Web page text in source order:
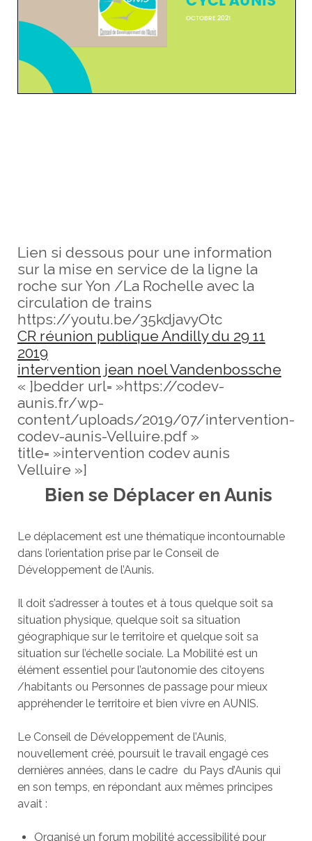
Lien si dessous pour une information
sur la mise en service de la ligne la
roche sur Yon /La Rochelle avec la
circulation de trains
https://youtu.be/35kdjavyOtc
CR réunion publique Andilly du 29 11
2019
intervention jean noel Vandenbossche
« ]bedder url= »https://codev-
aunis.fr/wp-
content/uploads/2019/07/intervention-
codev-aunis-Velluire.pdf »
title= »intervention codev aunis
Velluire »]
Bien se Déplacer en Aunis
Le déplacement est une thématique incontournable
dans l’orientation prise par le Conseil de
Développement de l’Aunis.
Il doit s’adresser à toutes et à tous quelque soit sa
situation physique, quelque soit sa situation
géographique sur le territoire et quelque soit sa
situation sur l’échelle sociale. La Mobilité est un
élément essentiel pour l’autonomie des citoyens
/habitants ou Personnes de passage pour mieux
appréhender le territoire et bien vivre en AUNIS.
Le Conseil de Développement de l’Aunis,
nouvellement créé, poursuit le travail engagé ces
dernières années, dans le cadre du Pays d’Aunis qui
en son temps, en répondant aux mêmes principes
avait :
Organisé un forum mobilité accessibilité pour